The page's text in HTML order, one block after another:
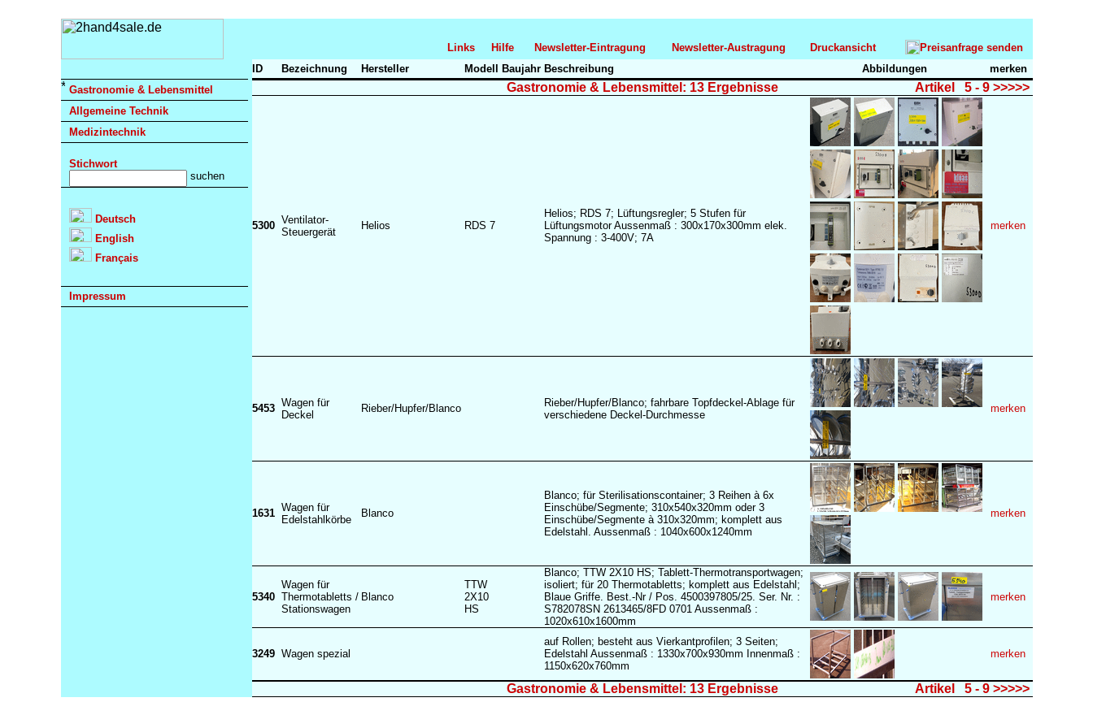
Links Hilfe Newsletter-Eintragung Newsletter-Austragung Druckansicht Preisanfrage senden
Gastronomie & Lebensmittel
Allgemeine Technik
Medizintechnik
Stichwort
Deutsch
English
Français
Impressum
ID Bezeichnung Hersteller Modell Baujahr Beschreibung Abbildungen merken
Gastronomie & Lebensmittel: 13 Ergebnisse Artikel 5 - 9 >>>>>
5300 Ventilator-
Steuergerät
Helios RDS 7
Helios; RDS 7; Lüftungsregler; 5 Stufen für
Lüftungsmotor Aussenmaß : 300x170x300mm elek.
Spannung : 3-400V; 7A
merken
5453 Wagen für
Deckel
Rieber/Hupfer/Blanco
Rieber/Hupfer/Blanco; fahrbare Topfdeckel-Ablage für
verschiedene Deckel-Durchmesse
merken
1631 Wagen für
Edelstahlkörbe
Blanco
Blanco; für Sterilisationscontainer; 3 Reihen à 6x
Einschübe/Segmente; 310x540x320mm oder 3
Einschübe/Segmente à 310x320mm; komplett aus
Edelstahl. Aussenmaß : 1040x600x1240mm
merken
5340
Wagen für
Thermotabletts /
Stationswagen
Blanco
TTW
2X10
HS
Blanco; TTW 2X10 HS; Tablett-Thermotransportwagen;
isoliert; für 20 Thermotabletts; komplett aus Edelstahl;
Blaue Griffe. Best.-Nr / Pos. 4500397805/25. Ser. Nr. :
S782078SN 2613465/8FD 0701 Aussenmaß :
1020x610x1600mm
merken
3249 Wagen spezial
auf Rollen; besteht aus Vierkantprofilen; 3 Seiten;
Edelstahl Aussenmaß : 1330x700x930mm Innenmaß :
1150x620x760mm
merken
Gastronomie & Lebensmittel: 13 Ergebnisse Artikel 5 - 9 >>>>>